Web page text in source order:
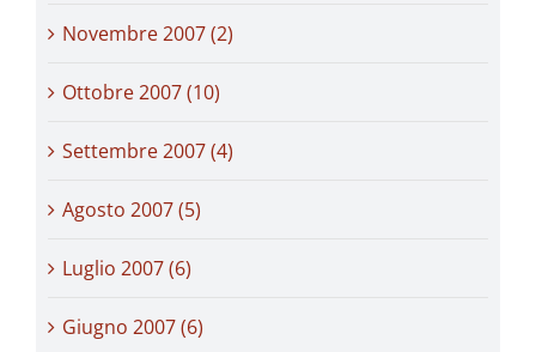
Novembre 2007 (2)
Ottobre 2007 (10)
Settembre 2007 (4)
Agosto 2007 (5)
Luglio 2007 (6)
Giugno 2007 (6)